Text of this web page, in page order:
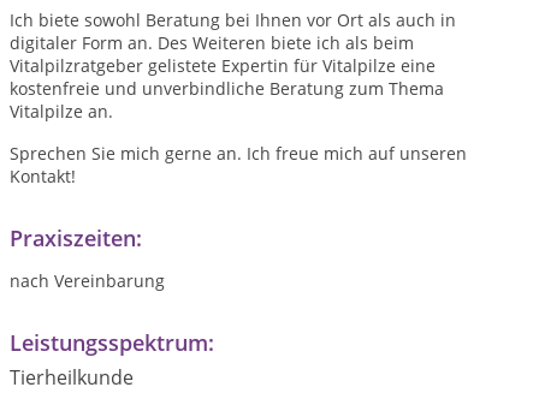
Ich biete sowohl Beratung bei Ihnen vor Ort als auch in
digitaler Form an. Des Weiteren biete ich als beim
Vitalpilzratgeber gelistete Expertin für Vitalpilze eine
kostenfreie und unverbindliche Beratung zum Thema
Vitalpilze an.
Sprechen Sie mich gerne an. Ich freue mich auf unseren
Kontakt!
Praxiszeiten:
nach Vereinbarung
Leistungsspektrum:
Tierheilkunde